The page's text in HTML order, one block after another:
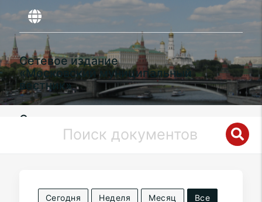
Сетевое издание
«Московский муниципальный
вестник»
Органы местного самоуправления
муниципального округаВосточное
Дегунино в городе Москве
Сегодня Неделя Месяц Все